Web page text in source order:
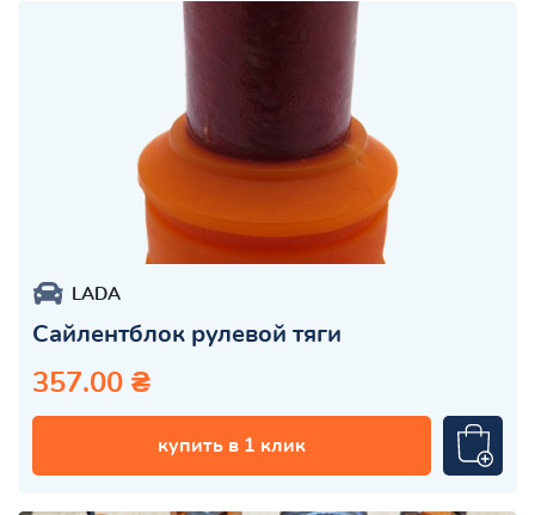
LADA
Сайлентблок рулевой тяги
357.00 ₴
купить в 1 клик